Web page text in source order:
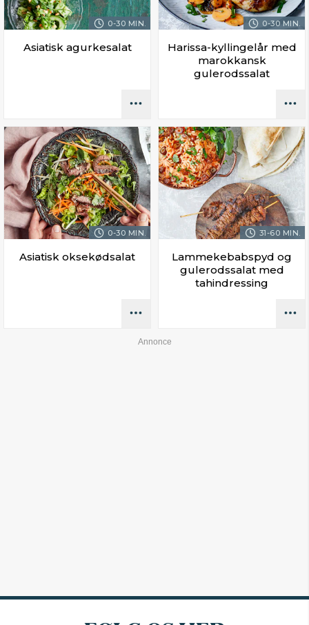
0-30 MIN.
Asiatisk agurkesalat
0-30 MIN.
Harissa-kyllingelår med
marokkansk
gulerodssalat
0-30 MIN.
Asiatisk oksekødsalat
31-60 MIN.
Lammekebabspyd og
gulerodssalat med
tahindressing